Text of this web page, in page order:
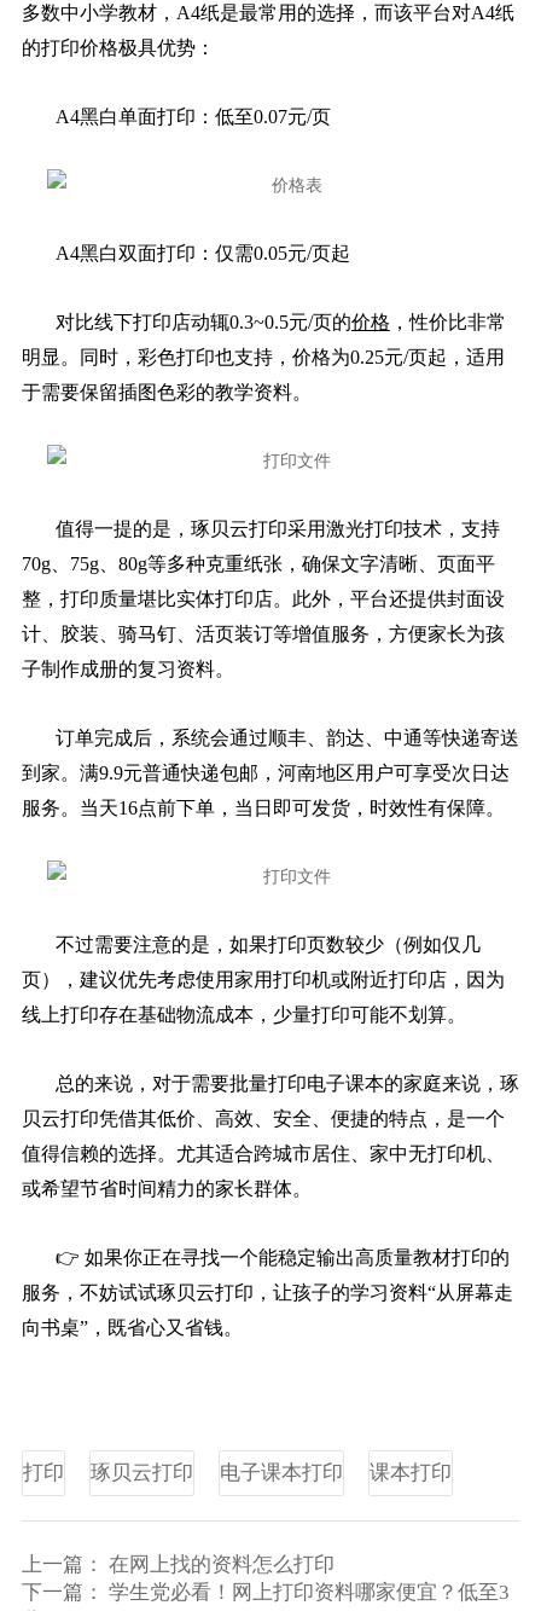
多数中小学教材，A4纸是最常用的选择，而该平台对A4纸
的打印价格极具优势：
A4黑白单面打印：低至0.07元/页
A4黑白双面打印：仅需0.05元/页起
对比线下打印店动辄0.3~0.5元/页的价格 ，性价比非常
明显。同时，彩色打印也支持，价格为0.25元/页起，适用
于需要保留插图色彩的教学资料。
值得一提的是，琢贝云打印采用激光打印技术，支持
70g、75g、80g等多种克重纸张，确保文字清晰、页面平
整，打印质量堪比实体打印店。此外，平台还提供封面设
计、胶装、骑马钉、活页装订等增值服务，方便家长为孩
子制作成册的复习资料。
订单完成后，系统会通过顺丰、韵达、中通等快递寄送
到家。满9.9元普通快递包邮，河南地区用户可享受次日达
服务。当天16点前下单，当日即可发货，时效性有保障。
不过需要注意的是，如果打印页数较少（例如仅几
页），建议优先考虑使用家用打印机或附近打印店，因为
线上打印存在基础物流成本，少量打印可能不划算。
总的来说，对于需要批量打印电子课本的家庭来说，琢
贝云打印凭借其低价、高效、安全、便捷的特点，是一个
值得信赖的选择。尤其适合跨城市居住、家中无打印机、
或希望节省时间精力的家长群体。
👉 如果你正在寻找一个能稳定输出高质量教材打印的
服务，不妨试试琢贝云打印，让孩子的学习资料“从屏幕走
向书桌”，既省心又省钱。
打印 琢贝云打印 电子课本打印 课本打印
上一篇： 在网上找的资料怎么打印
下一篇： 学生党必看！网上打印资料哪家便宜？低至3